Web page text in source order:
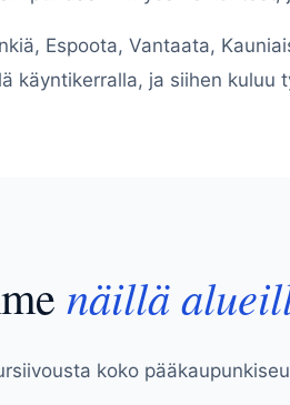
Espoota, Vantaata,
käyntikerralla, ja siihen kuluu
näillä
koko